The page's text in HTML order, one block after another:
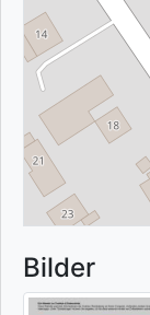
Bilder